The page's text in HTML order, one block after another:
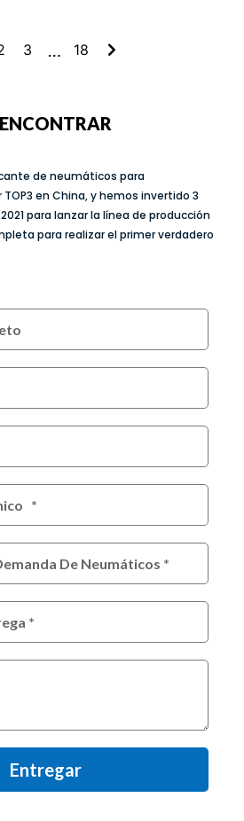
3 … 18
de neumáticos para
en China, y hemos invertido 3
para lanzar la línea de producción
para realizar el primer verdadero
Entregar